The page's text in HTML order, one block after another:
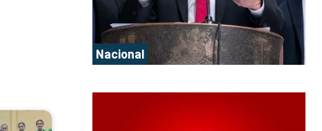
Nacional